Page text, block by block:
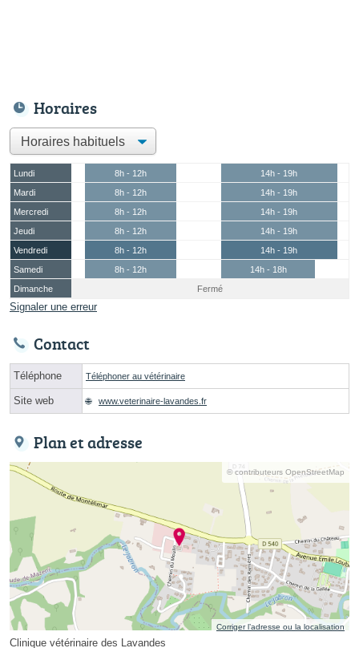
Horaires
Lundi 8h - 12h
14h - 19h
Mardi
8h - 12h
14h - 19h
Mercredi
8h - 12h
14h - 19h
Jeudi
8h - 12h
14h - 19h
Vendredi
8h - 12h
14h - 19h
Samedi
8h - 12h
14h - 18h
Dimanche
Fermé
Signaler une erreur
Contact
Téléphone Téléphoner au vétérinaire
Site web www.veterinaire-lavandes.fr
Plan et adresse
© contributeurs OpenStreetMap
Corriger l’adresse ou la localisation
Clinique vétérinaire des Lavandes